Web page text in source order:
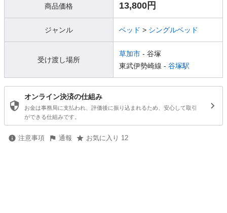
商品価格 13,800円
ジャンル ベッド > シングルベッド
受け渡し場所
草加市 - 谷塚
東武伊勢崎線 - 谷塚駅
オンライン決済の仕組み
お金は事務局に支払われ、評価後に振り込まれるため、安心して取引
ができる仕組みです。
注意事項 通報 お気に入り 12